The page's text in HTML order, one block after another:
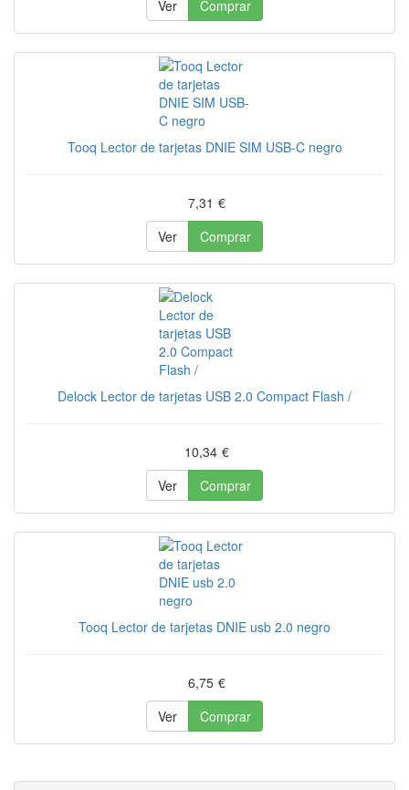
Ver
Comprar
Tooq Lector de tarjetas DNIE SIM USB-C negro
7,31 €
Ver
Comprar
Delock Lector de tarjetas USB 2.0 Compact Flash /
10,34 €
Ver
Comprar
Tooq Lector de tarjetas DNIE usb 2.0 negro
6,75 €
Ver
Comprar